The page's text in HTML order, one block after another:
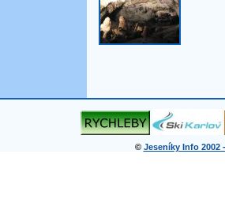
© Jeseníky Info 2002